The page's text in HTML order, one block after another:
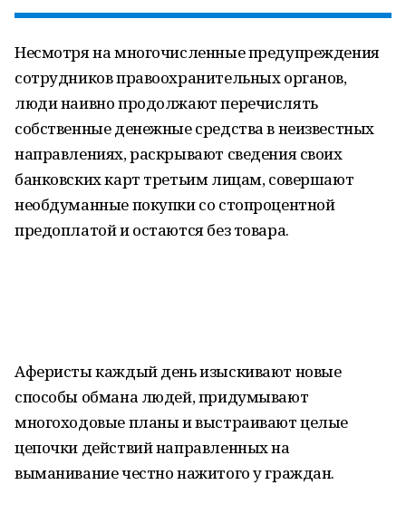
Несмотря на многочисленные предупреждения
сотрудников правоохранительных органов,
люди наивно продолжают перечислять
собственные денежные средства в неизвестных
направлениях, раскрывают сведения своих
банковских карт третьим лицам, совершают
необдуманные покупки со стопроцентной
предоплатой и остаются без товара.
Аферисты каждый день изыскивают новые
способы обмана людей, придумывают
многоходовые планы и выстраивают целые
цепочки действий направленных на
выманивание честно нажитого у граждан.